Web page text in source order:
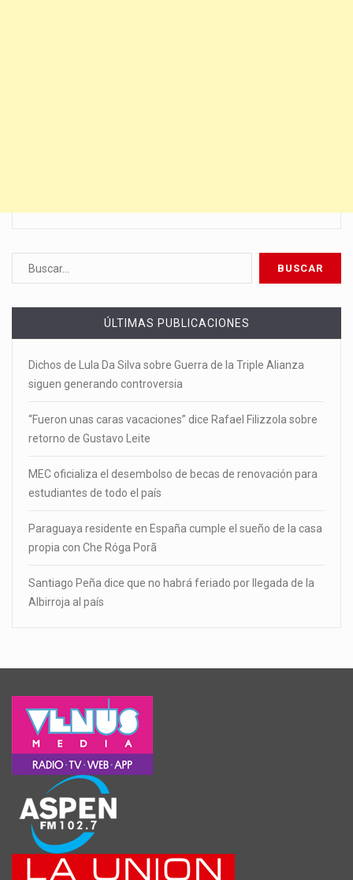
ÚLTIMAS PUBLICACIONES
Dichos de Lula Da Silva sobre Guerra de la Triple Alianza
siguen generando controversia
“Fueron unas caras vacaciones” dice Rafael Filizzola sobre
retorno de Gustavo Leite
MEC oficializa el desembolso de becas de renovación para
estudiantes de todo el país
Paraguaya residente en España cumple el sueño de la casa
propia con Che Róga Porã
Santiago Peña dice que no habrá feriado por llegada de la
Albirroja al país